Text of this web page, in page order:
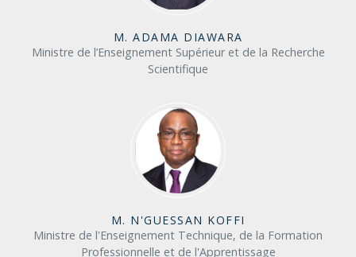
M. ADAMA DIAWARA
Ministre de l’Enseignement Supérieur et de la Recherche
Scientifique
M. N'GUESSAN KOFFI
Ministre de l'Enseignement Technique, de la Formation
Professionnelle et de l'Apprentissage